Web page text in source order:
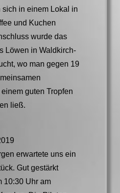
sich in einem Lokal in
und Kuchen
wurde das
Löwen in Waldkirch-
wo man gegen 19
guten Tropfen
ließ.
erwartete uns ein
Gut gestärkt
10:30 Uhr am